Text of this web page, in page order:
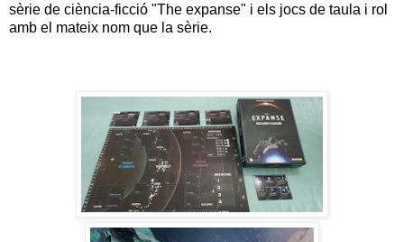
sèrie de ciència-ficció "The expanse" i els jocs de taula i rol
amb el mateix nom que la sèrie.